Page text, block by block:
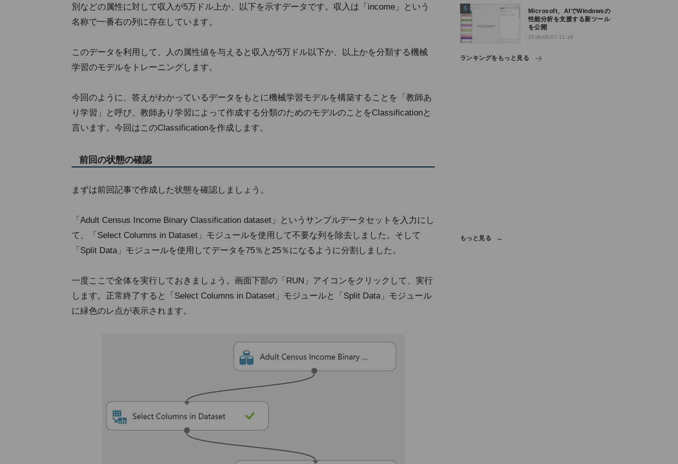
別などの属性に対して収入が5万ドル上か、以下を示すデータです。収入は「income」という
名称で一番右の列に存在しています。
このデータを利用して、人の属性値を与えると収入が5万ドル以下か、以上かを分類する機械
学習のモデルをトレーニングします。
今回のように、答えがわかっているデータをもとに機械学習モデルを構築することを「教師あ
り学習」と呼び、教師あり学習によって作成する分類のためのモデルのことをClassificationと
言います。今回はこのClassificationを作成します。
前回の状態の確認
まずは前回記事で作成した状態を確認しましょう。
「Adult Census Income Binary Classification dataset」というサンプルデータセットを入力にし
て、「Select Columns in Dataset」モジュールを使用して不要な列を除去しました。そして
「Split Data」モジュールを使用してデータを75％と25％になるように分割しました。
一度ここで全体を実行しておきましょう。画面下部の「RUN」アイコンをクリックして、実行
します。正常終了すると「Select Columns in Dataset」モジュールと「Split Data」モジュール
に緑色のレ点が表示されます。
Microsoft、AIでWindowsの
性能分析を支援する新ツール
を公開
2026/08/07 11:19
ランキングをもっと見る
もっと見る